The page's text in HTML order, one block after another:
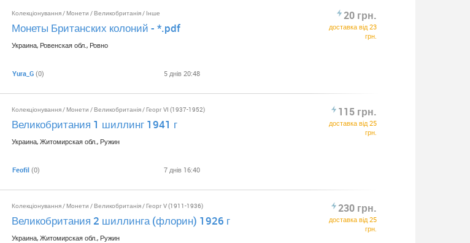
20 грн.
доставка від 23
грн.
Колекціонування/ Монети / Великобританія/ Інше
Монеты Британских колоний - *.pdf
Украина, Ровенская обл., Ровно
Yura_G (0) 5 днів 20:48
115 грн.
доставка від 25
грн.
Колекціонування/ Монети / Великобританія/ Георг VI (1937-1952)
Великобритания 1 шиллинг 1941 г
Украина, Житомирская обл., Ружин
Feofil (0) 7 днів 16:40
230 грн.
доставка від 25
грн.
Колекціонування/ Монети / Великобританія/ Георг V (1911-1936)
Великобритания 2 шиллинга (флорин) 1926 г
Украина, Житомирская обл., Ружин